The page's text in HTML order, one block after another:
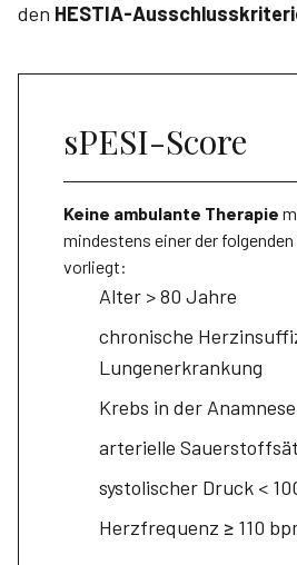
den HESTIA-
sPESI-Score
Keine ambulante Therapie
mindestens einer der
vorliegt:
Alter > 80 Jahre
chronische
Lungenerkrankung
Krebs in der Anamnese
arterielle
systolischer Druck <
Herzfrequenz ≥ 110